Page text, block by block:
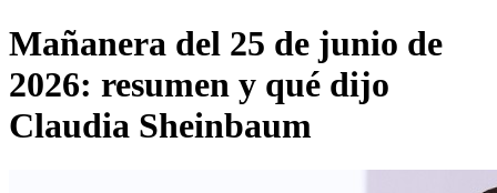
Mañanera del 25 de junio de
2026: resumen y qué dijo
Claudia Sheinbaum